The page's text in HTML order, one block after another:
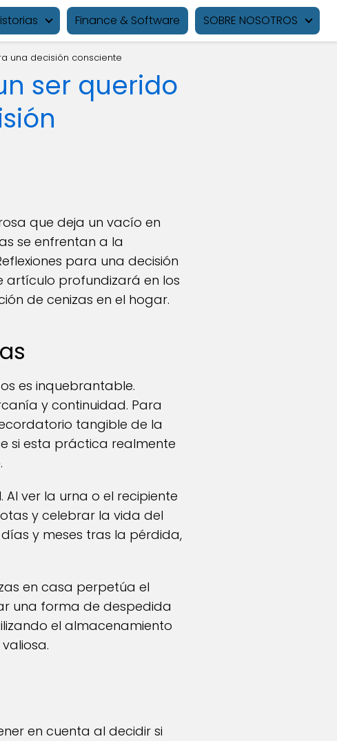
Finance & Software SOBRE NOSOTROS
una decisión consciente
ser querido
que deja un vacío en
se enfrentan a la
para una decisión
artículo profundizará en los
de cenizas en el hogar.
es inquebrantable.
y continuidad. Para
tangible de la
si esta práctica realmente
ver la urna o el recipiente
y celebrar la vida del
y meses tras la pérdida,
en casa perpetúa el
una forma de despedida
el almacenamiento
en cuenta al decidir si